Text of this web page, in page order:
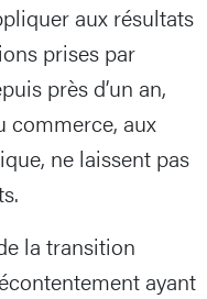
aux résultats
prises par
près d’un an,
commerce, aux
ne laissent pas
la transition
ayant